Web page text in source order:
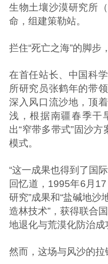
生物土壤沙漠研究所
命，组建策勒站。
拦住“死亡之海”的脚步
在首任站长、中国科
所研究员张鹤年的带
深入风口流沙地，顶
浅，根据南疆春季干
出“窄带多带式”固沙方
模式。
“这一成果也得到了国
回忆道，1995年6月
研究”成果和“盐碱地沙
造林技术”，获得联合
地退化与荒漠化防治成
然而，这场与风沙的拉